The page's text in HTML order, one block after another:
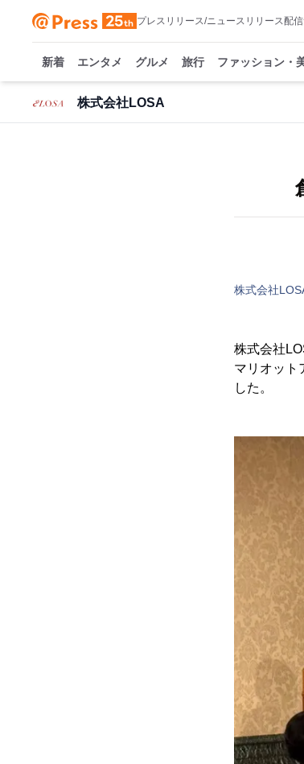
プレスリリース/ニュースリリース配
新着 エンタメ グルメ 旅行 ファッション・
株式会社LOSA
株式会社
株式会社
マリオット
した。